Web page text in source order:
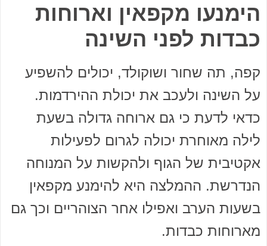
הימנעו מקפאין וארוחות
כבדות לפני השינה
קפה, תה שחור ושוקולד, יכולים להשפיע
על השינה ולעכב את יכולת ההירדמות.
כדאי לדעת כי גם ארוחה גדולה בשעת
לילה מאוחרת יכולה לגרום לפעילות
אקטיבית של הגוף ולהקשות על המנוחה
הנדרשת. ההמלצה היא להימנע מקפאין
בשעות הערב ואפילו אחר הצוהריים וכך גם
מארוחות כבדות.